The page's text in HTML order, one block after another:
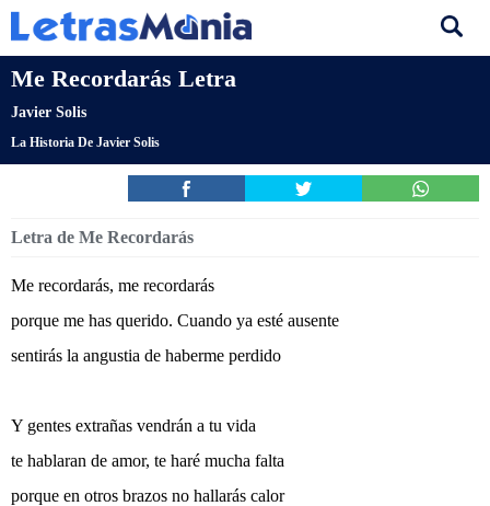
Me Recordarás Letra
Javier Solis
La Historia De Javier Solis
Letra de Me Recordarás
Me recordarás, me recordarás
porque me has querido. Cuando ya esté ausente
sentirás la angustia de haberme perdido
Y gentes extrañas vendrán a tu vida
te hablaran de amor, te haré mucha falta
porque en otros brazos no hallarás calor